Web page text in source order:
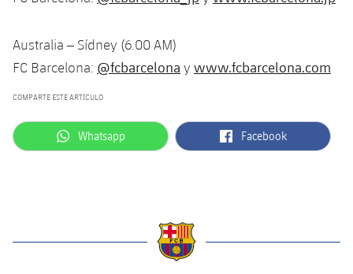
Australia – Sídney (6.00 AM)
FC Barcelona: @fcbarcelona y www.fcbarcelona.com
COMPARTE ESTE ARTÍCULO
label.aria.whatsapp
Whatsapp label.aria.facebook
Facebook